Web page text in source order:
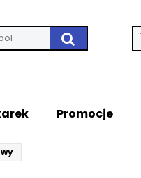
Promocje